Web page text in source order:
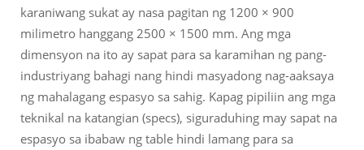
karaniwang sukat ay nasa pagitan ng 1200 × 900
milimetro hanggang 2500 × 1500 mm. Ang mga
dimensyon na ito ay sapat para sa karamihan ng pang-
industriyang bahagi nang hindi masyadong nag-aaksaya
ng mahalagang espasyo sa sahig. Kapag pipiliin ang mga
teknikal na katangian (specs), siguraduhing may sapat na
espasyo sa ibabaw ng table hindi lamang para sa